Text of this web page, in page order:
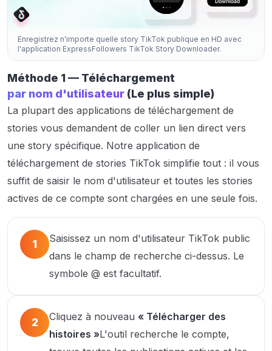
Enregistrez n'importe quelle story TikTok publique en HD avec
l'application ExpressFollowers TikTok Story Downloader.
Méthode 1 — Téléchargement
par nom d'utilisateur (Le plus simple)
La plupart des applications de téléchargement de
stories vous demandent de coller un lien direct vers
une story spécifique. Notre application de
téléchargement de stories TikTok simplifie tout : il vous
suffit de saisir le nom d'utilisateur et toutes les stories
actives de ce compte sont chargées en une seule fois.
1
Saisissez un nom d'utilisateur TikTok public
dans le champ de recherche ci-dessus. Le
symbole @ est facultatif.
2 Cliquez à nouveau « Télécharger des
histoires »L'outil recherche le compte,